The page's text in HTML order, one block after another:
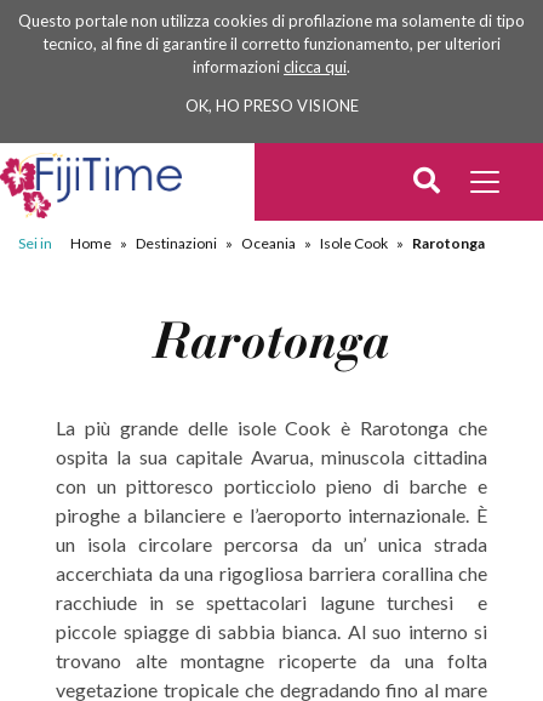
Questo portale non utilizza cookies di profilazione ma solamente di tipo
tecnico, al fine di garantire il corretto funzionamento, per ulteriori
informazioniclicca qui.
OK, HO PRESO VISIONE
Sei in Home » Destinazioni » Oceania » Isole Cook » Rarotonga
Rarotonga
La più grande delle isole Cook è Rarotonga che
ospita la sua capitale Avarua, minuscola cittadina
con un pittoresco porticciolo pieno di barche e
piroghe a bilanciere e l’aeroporto internazionale. È
un isola circolare percorsa da un’ unica strada
accerchiata da una rigogliosa barriera corallina che
racchiude in se spettacolari lagune turchesi e
piccole spiagge di sabbia bianca. Al suo interno si
trovano alte montagne ricoperte da una folta
vegetazione tropicale che degradando fino al mare